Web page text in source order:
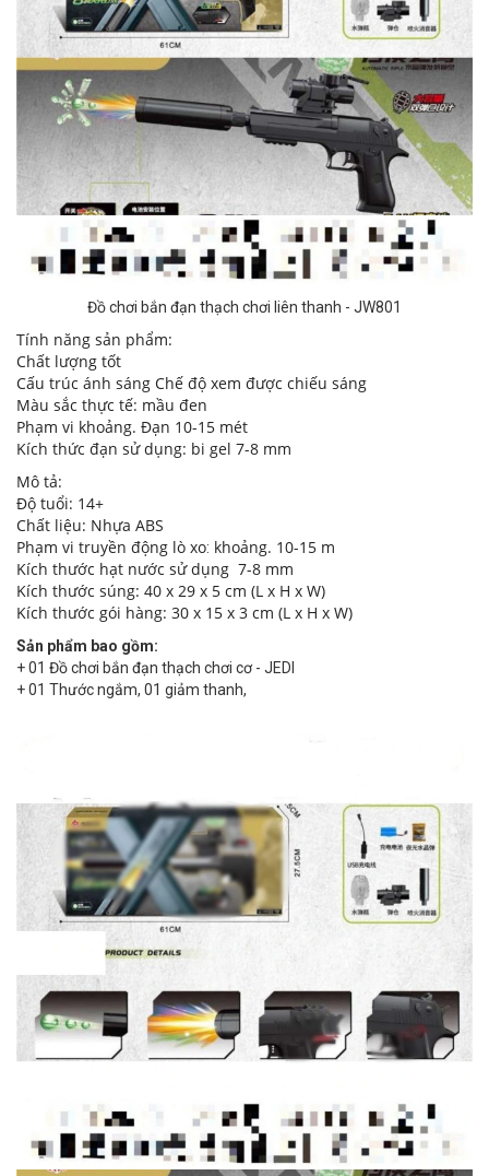
Đồ chơi bắn đạn thạch chơi liên thanh - JW801
Tính năng sản phẩm:
Chất lượng tốt
Cấu trúc ánh sáng Chế độ xem được chiếu sáng
Màu sắc thực tế: mầu đen
Phạm vi khoảng. Đạn 10-15 mét
Kích thức đạn sử dụng: bi gel 7-8 mm
Mô tả:
Độ tuổi: 14+
Chất liệu: Nhựa ABS
Phạm vi truyền động lò xo: ​​khoảng. 10-15 m
Kích thước hạt nước sử dụng 7-8 mm
Kích thước súng: 40 x 29 x 5 cm (L x H x W)
Kích thước gói hàng: 30 x 15 x 3 cm (L x H x W)
Sản phẩm bao gồm:
+ 01 Đồ chơi bắn đạn thạch chơi cơ - JEDI
+ 01 Thước ngắm, 01 giảm thanh,